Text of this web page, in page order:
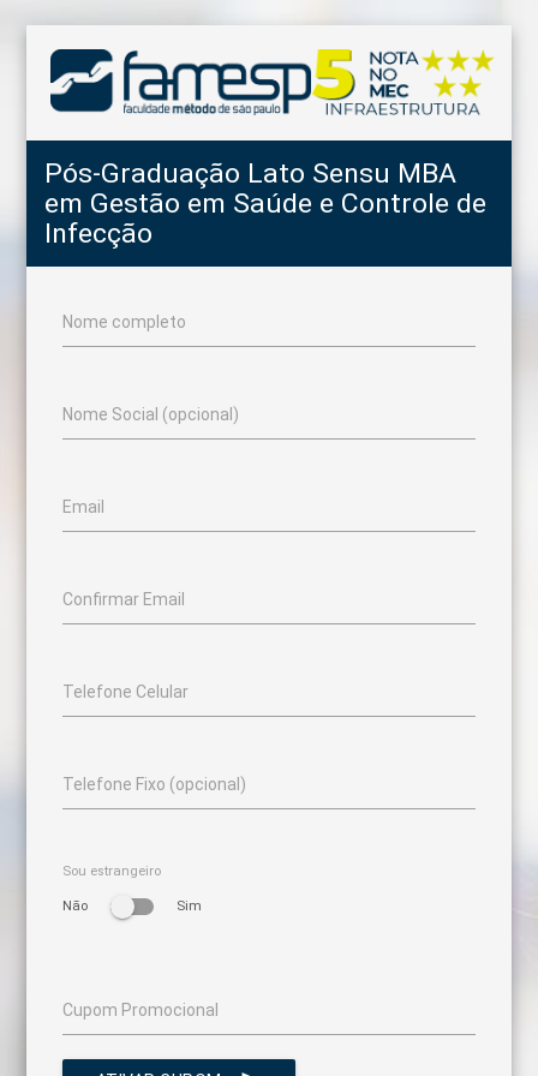
Pós-Graduação Lato Sensu MBA
em Gestão em Saúde e Controle de
Infecção
Nome completo
Nome Social (opcional)
Email
Confirmar Email
Telefone Celular
Telefone Fixo (opcional)
Sou estrangeiro
Não Sim
Cupom Promocional